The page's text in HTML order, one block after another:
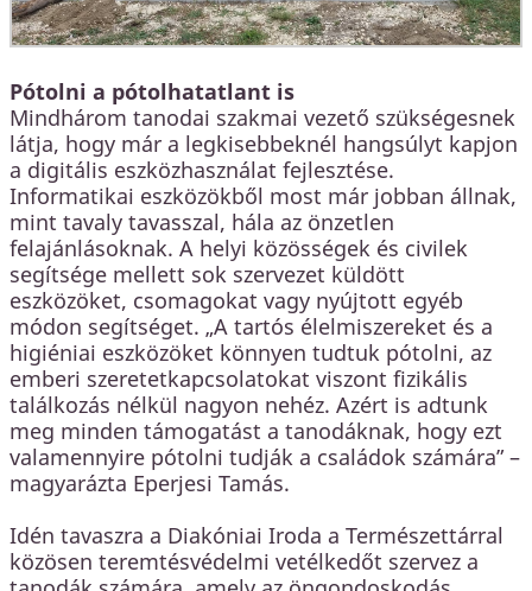
Pótolni a pótolhatatlant is
Mindhárom tanodai szakmai vezető szükségesnek
látja, hogy már a legkisebbeknél hangsúlyt kapjon
a digitális eszközhasználat fejlesztése.
Informatikai eszközökből most már jobban állnak,
mint tavaly tavasszal, hála az önzetlen
felajánlásoknak. A helyi közösségek és civilek
segítsége mellett sok szervezet küldött
eszközöket, csomagokat vagy nyújtott egyéb
módon segítséget. „A tartós élelmiszereket és a
higiéniai eszközöket könnyen tudtuk pótolni, az
emberi szeretetkapcsolatokat viszont fizikális
találkozás nélkül nagyon nehéz. Azért is adtunk
meg minden támogatást a tanodáknak, hogy ezt
valamennyire pótolni tudják a családok számára” –
magyarázta Eperjesi Tamás.
Idén tavaszra a Diakóniai Iroda a Természettárral
közösen teremtésvédelmi vetélkedőt szervez a